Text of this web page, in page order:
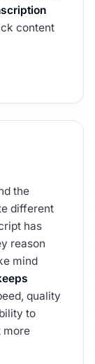
content
the
different
has
reason
mind
quality
to
more